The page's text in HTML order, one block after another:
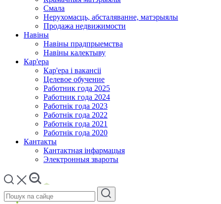
Смала
Нерухомасць, абсталяванне, матэрыялы
Продажа недвижимости
Навіны
Навіны прадпрыемства
Навіны калектыву
Кар'ера
Кар'ера і вакансіі
Целевое обучение
Работник года 2025
Работник года 2024
Работнік года 2023
Работнік года 2022
Работнік года 2021
Работнік года 2020
Кантакты
Кантактная інфармацыя
Электронныя звароты